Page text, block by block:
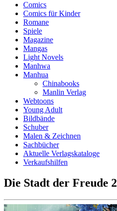
Comics
Comics für Kinder
Romane
Spiele
Magazine
Mangas
Light Novels
Manhwa
Manhua
Chinabooks
Manlin Verlag
Webtoons
Young Adult
Bildbände
Schuber
Malen & Zeichnen
Sachbücher
Aktuelle Verlagskataloge
Verkaufshilfen
Die Stadt der Freude 2